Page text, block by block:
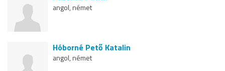
angol, német
Hóborné Pető Katalin
angol, német